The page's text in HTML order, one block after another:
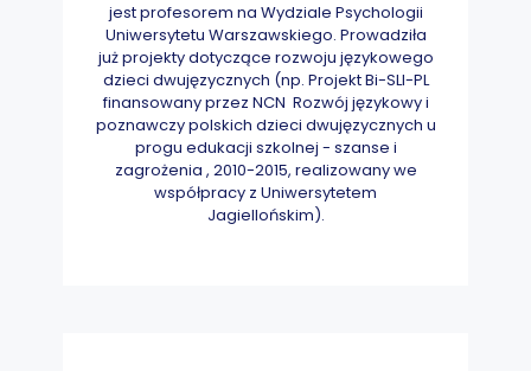
jest profesorem na Wydziale Psychologii
Uniwersytetu Warszawskiego. Prowadziła
już projekty dotyczące rozwoju językowego
dzieci dwujęzycznych (np. Projekt Bi-SLI-PL
finansowany przez NCN ​ Rozwój językowy i
poznawczy polskich dzieci dwujęzycznych u
progu edukacji szkolnej - szanse i
zagrożenia​ , 2010-2015, realizowany we
współpracy z Uniwersytetem
Jagiellońskim).